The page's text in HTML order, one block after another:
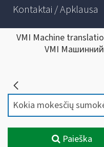
Kontaktai / Apklausa
VMI Machine
VMI
Paieška